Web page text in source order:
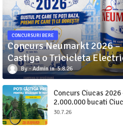
CONCURSURI BERE
Concurs Neumarkt 2026
Castiga o Tricicleta
Admin 5.8.26
Concurs Ciucas
2.000.000 bucati
30.7.26